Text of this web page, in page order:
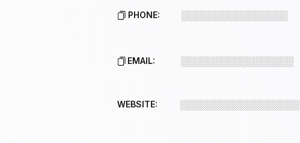
PHONE: ░░░░░░░░░░░░░░░░
EMAIL: ░░░░░░░░░░░░░░░░░
WEBSITE: ░░░░░░░░░░░░░░░░░░